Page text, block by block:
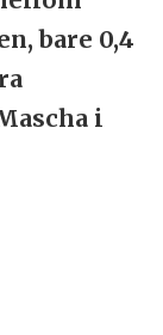
bare 0,4
i